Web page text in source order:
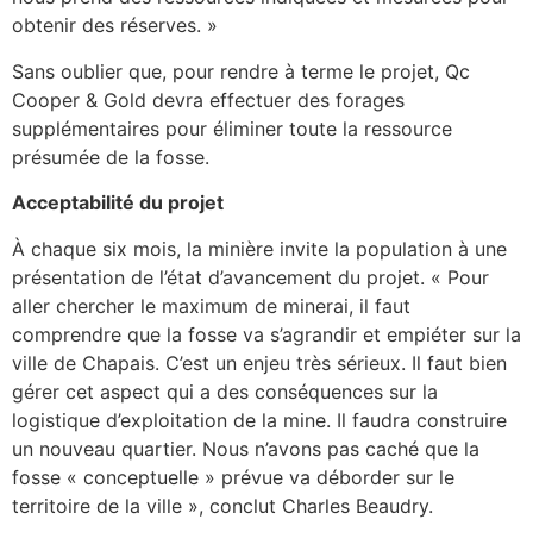
obtenir des réserves. »
Sans oublier que, pour rendre à terme le projet, Qc
Cooper & Gold devra effectuer des forages
supplémentaires pour éliminer toute la ressource
présumée de la fosse.
Acceptabilité du projet
À chaque six mois, la minière invite la population à une
présentation de l’état d’avancement du projet. « Pour
aller chercher le maximum de minerai, il faut
comprendre que la fosse va s’agrandir et empiéter sur la
ville de Chapais. C’est un enjeu très sérieux. Il faut bien
gérer cet aspect qui a des conséquences sur la
logistique d’exploitation de la mine. Il faudra construire
un nouveau quartier. Nous n’avons pas caché que la
fosse « conceptuelle » prévue va déborder sur le
territoire de la ville », conclut Charles Beaudry.